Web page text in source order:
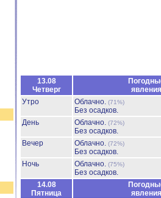
13.08
Четверг
явления
Утро
Облачно. (71%)
Без осадков.
День
Облачно. (72%)
Без осадков.
Вечер
Облачно. (72%)
Без осадков.
Ночь
Облачно. (75%)
Без осадков.
14.08
Пятница
явления